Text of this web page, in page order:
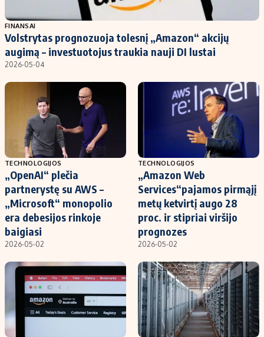
Populiarios temos
Investavimas
Akcijų rinka
Saulės elektrinės
Kriptovaliutos
Infliacija
Migracija
Nedarbo išmokos skaičiuoklė
Indėlių skaičiuoklė
Būsto finansai
Įdomios naujienos
Redakcija
Apie mus
Redakcijos politika
Privatumo politika
Turinio žymėjimo taisyklės
Kontaktai
Regionų naujienos
Indėlių palūkanos
FINANSAI
Volstrytas prognozuoja tolesnį „Amazon“ akcijų
augimą – investuotojus traukia nauji DI lustai
2026-05-04
TECHNOLOGIJOS
„OpenAI“ plečia
partnerystę su AWS –
„Microsoft“ monopolio
era debesijos rinkoje
baigiasi
2026-05-02
TECHNOLOGIJOS
„Amazon Web
Services“pajamos pirmąjį
metų ketvirtį augo 28
proc. ir stipriai viršijo
prognozes
2026-05-02